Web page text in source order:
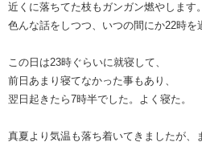
近くに落ちてた枝もガンガン燃やします。
色んな話をしつつ、いつの間にか22時を
この日は23時ぐらいに就寝して、
前日あまり寝てなかった事もあり、
翌日起きたら7時半でした。よく寝た。
真夏より気温も落ち着いてきましたが、